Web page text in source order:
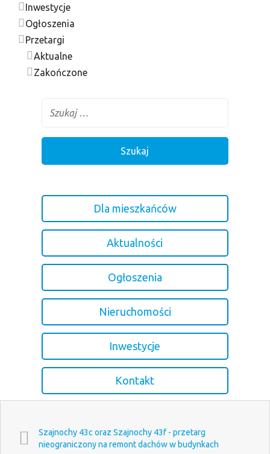
Inwestycje
Ogłoszenia
Przetargi
Aktualne
Zakończone
Dla mieszkańców
Aktualności
Ogłoszenia
Nieruchomości
Inwestycje
Kontakt
Szajnochy 43c oraz Szajnochy 43f - przetarg
nieograniczony na remont dachów w budynkach